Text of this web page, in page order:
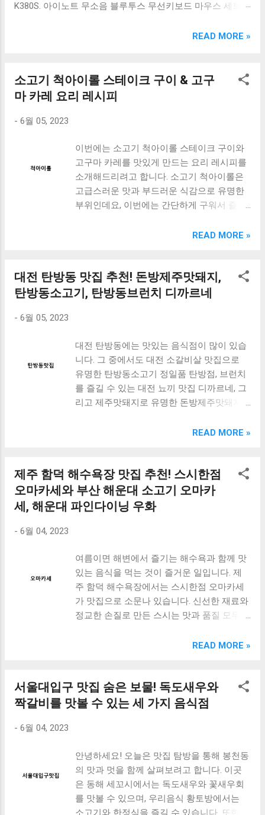
K380S. 아이노트 무소음 블루투스 무선키보드 마우스 세트
OABTKBDA 퓨어 화이트. 코시 베이직 블루투스 키보드
랙. 큐센 멤브레인 무선 키보드 블랙 K1000 일반형 블루투스
키보드 구매를 고려하실 때, 추가 할인 혜택을 놓치지 마세요.
다양한 할인 혜택과 빠른배송 혜택을 놓치지 않도록 먼저 확
인해보세요. 추가할인 확인하기 상품 하나를 사더라도 종류
루투스키보드 같은 상품을 고를 때는 더 고민이 많을 수 밖에
없습니다. 다양한 상품들을 상세스펙 과 가격 을 꼼꼼히 비교
해서 구매하실 수 있도록 순위 추천 해드릴게요. 특가상품 보
러가기 추천상품 Best 유니콘 멀티페어링 스마트폰 태블릿
거치형 저소음 블루투스 키보드, BK-500SB, 일반형, 블랙 유
READ MORE »
소고기 척아이롤 스테이크 구이 & 고구
마 카레 요리 레시피
- 6월 05, 2023
이번에는 소고기 척아이롤 스테이크 구이와
고구마 카레를 맛있게 만드는 요리 레시피를
소개해드리려고 합니다. 소고기 척아이롤은
고급스러운 맛과 부드러운 식감으로 유명한
부위인데요, 이번에는 간단하게 구워서 즐길
한, 고구마를 활용한 카레는 부드러운 식감과
두 가지 요리를 함께 준비하면, 집에서도 간
단하게 고급 레스토랑에서 먹는 맛을 즐길 수
[ Table of Contents ] 소고기 척아이롤 스테
이크 구이 요리 방법 고구마 카레 맛있게 만
드는 요리 레시피 간단한 소고기 척아이롤 요
리 아이디어 맺음말 소고기 척아이롤 스테이
크 구이 요리 방법 소고기 척아이롤 스테이크
좋은 요리입니다. 이번에는 소고기 척아이롤
2조각 (약 300g) - 소금 : 약간 - 후추 : 약간 -
올리브 오일 : 약간 - 마늘 : 1큰술 - 로즈마리 :
1큰술 - 바터 : 20g 2. 소고기 척아이롤 스테이
려줍니다. 3. 소고기 척아이롤 스테이크 구이
- 팬에 올리브 오일을 두르고 마늘과 로즈마
리를 넣어줍니다. - 중약불로 달구어진 팬에
소고기 척아이롤 스테이크를 넣어줍니다. -
각 면을 3분 정도씩 구워줍니다. - 바터를 넣
다. - 소고기를 굽는 동안 팬에 나온 소스를 소
READ MORE »
대전 탄방동 맛집 추천! 돈방제주맛돼지,
탄방동소고기, 탄방동브런치 디까르네
- 6월 05, 2023
대전 탄방동에는 맛있는 음식점이 많이 있습
니다. 그 중에서도 대전 소갈비살 맛집으로
유명한 탄방동소고기 정일품 탄방점, 브런치
를 즐길 수 있는 대전 뇨끼 맛집 디까르네, 그
리고 제주맛돼지로 유명한 돈방제주맛돼지
릴 예정입니다. 탄방동소고기 정일품 탄방점
라 돼지고기도 맛있습니다. 또한, 분위기도 좋
아서 가족, 친구들과 함께 즐기기에도 좋습니
다. 디까르네는 대전 뇨끼 맛집으로 유명합니
니다. 마지막으로 돈방제주맛돼지는 제주에
서 유명한 맛집이며, 대전에서도 맛있는 돼지
고기를 즐길 수 있습니다. 특히, 제주산 돼지
고기를 사용해서 고기의 식감과 맛이 일품입
니다. 또한, 다양한 메뉴를 제공하므로 가족,
대전 탄방동에는 맛있는 음식점이 많이 있습
Contents ] 돈방제주맛돼지 대전 탄방동 고기
맛집 탄방동소고기 정일품 탄방점 대전소갈
지"는 고급스러운 분위기와 함께 제주에서 온
돼지고기를 사용하여 맛있는 고기 요리를 제
공하는 맛집입니다. 이곳에서는 다양한 메뉴
를 즐길 수 있습니다. 대표적인 메뉴로는 두
READ MORE »
제주 함덕 해수욕장 맛집 추천! 스시한점
오마카세와 부산 해운대 소고기 오마카
세, 해운대 파인다이닝 우화
- 6월 04, 2023
여름이면 해변에서 즐기는 해수욕과 함께 맛
있는 음식을 먹는 것이 즐거운 일입니다. 제
주 함덕 해수욕장에서는 스시한점 오마카세
가 맛집으로 소문나 있습니다. 신선한 재료와
정교한 손질로 만든 스시는 맛과 품질 모두
오마카세를 추천합니다. 해운대 파인다이닝
분위기와 함께 품질 좋은 소고기를 맛볼 수
있습니다. 여름밤의 해변에서 맛있는 음식을
즐길 수 있는 소고기 오마카세 추천 해운대
파인다이닝 우화, 멋진 분위기와 함께 즐기는
특별한 식사 맺음말 제주 함덕 해수욕장 맛집
으로 소문난 스시한점 오마카세 제주 함덕 해
READ MORE »
서울대입구 맛집 숨은 보물! 독도새우와
짝갈비를 맛볼 수 있는 세 가지 음식점
- 6월 04, 2023
안녕하세요! 오늘은 맛집 탐방을 통해 봉천동
의 맛과 멋을 함께 살펴보려고 합니다. 이곳
은 동해 세꼬시에서는 독도새우와 꽃새우회
를 맛볼 수 있으며, 우리음식 황토방에서는
소고기와 한정식을 즐길 수 있습니다. 또한,